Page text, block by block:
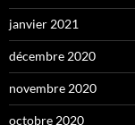
janvier 2021
décembre 2020
novembre 2020
octobre 2020